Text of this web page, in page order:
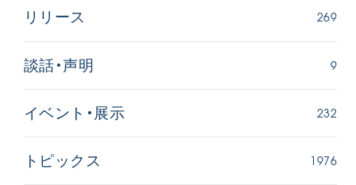
リリース 269
談話・声明 9
イベント・展示 232
トピックス 1976